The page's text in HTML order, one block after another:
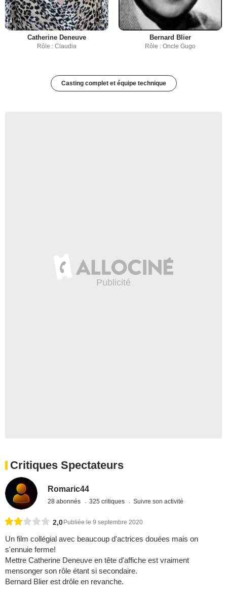
Catherine Deneuve
Rôle : Claudia
Bernard Blier
Rôle : Oncle Gugo
Casting complet et équipe technique
Critiques Spectateurs
Romaric44
28 abonnés 325 critiques Suivre son activité
2,0 Publiée le 9 septembre 2020
Un film collégial avec beaucoup d'actrices douées mais on
s'ennuie ferme!
Mettre Catherine Deneuve en tête d'affiche est vraiment
mensonger son rôle étant si secondaire.
Bernard Blier est drôle en revanche.